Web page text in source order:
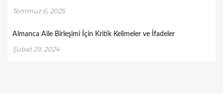
Temmuz 6, 2025
Almanca Aile Birleşimi İçin Kritik Kelimeler ve İfadeler
Şubat 29, 2024